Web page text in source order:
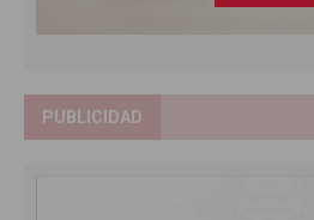
PUBLICIDAD